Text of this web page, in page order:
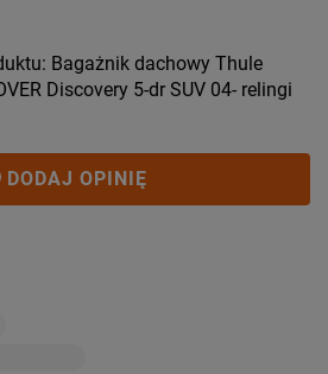
Bagażnik dachowy Thule
Discovery 5-dr SUV 04- relingi
DODAJ OPINIĘ